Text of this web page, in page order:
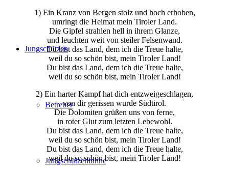
Jungschützen
Betreuer
Jungschützenfahne
1) Ein Kranz von Bergen stolz und hoch erhoben,
umringt die Heimat mein Tiroler Land.
Die Gipfel strahlen hell in ihrem Glanze,
und leuchten weit von steiler Felsenwand.
Du bist das Land, dem ich die Treue halte,
weil du so schön bist, mein Tiroler Land!
Du bist das Land, dem ich die Treue halte,
weil du so schön bist, mein Tiroler Land!
2) Ein harter Kampf hat dich entzweigeschlagen,
von dir gerissen wurde Südtirol.
Die Dolomiten grüßen uns von ferne,
in roter Glut zum letzten Lebewohl.
Du bist das Land, dem ich die Treue halte,
weil du so schön bist, mein Tiroler Land!
Du bist das Land, dem ich die Treue halte,
weil du so schön bist, mein Tiroler Land!